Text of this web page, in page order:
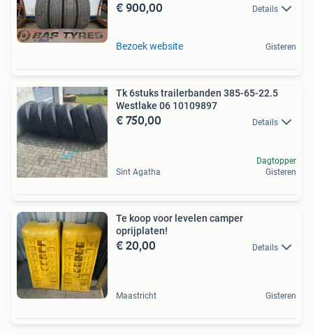
€ 900,00 Details
Bezoek website Gisteren
Tk 6stuks trailerbanden 385-65-22.5
Westlake 06 10109897
€ 750,00 Details
Sint Agatha
Dagtopper
Gisteren
Te koop voor levelen camper
oprijplaten!
€ 20,00 Details
Maastricht Gisteren